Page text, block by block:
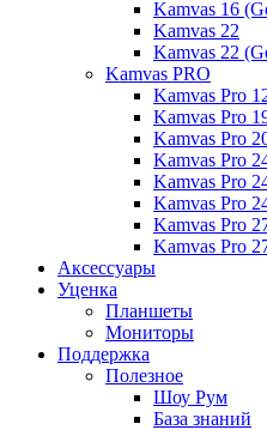
Kamvas 16
Kamvas 22
Kamvas 22
Kamvas PRO
Kamvas Pro
Kamvas Pro
Kamvas Pro
Kamvas Pro
Kamvas Pro
Kamvas Pro
Kamvas Pro
Kamvas Pro
Аксессуары
Уценка
Планшеты
Мониторы
Поддержка
Полезное
Шоу Рум
База знаний